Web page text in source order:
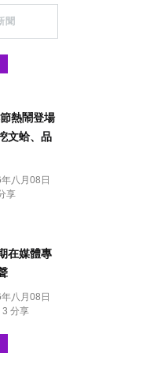
聞
熱鬧登場
文蛤、品
八月08日
享
在媒體專
八月08日
3 分享